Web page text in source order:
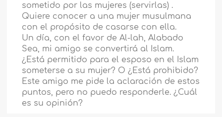
sometido por las mujeres (servirlas) .
Quiere conocer a una mujer musulmana
con el propósito de casarse con ella.
Un día, con el favor de Al-lah, Alabado
Sea, mi amigo se convertirá al Islam.
¿Está permitido para el esposo en el Islam
someterse a su mujer? O ¿Está prohibido?
Este amigo me pide la aclaración de estos
puntos, pero no puedo responderle. ¿Cuál
es su opinión?